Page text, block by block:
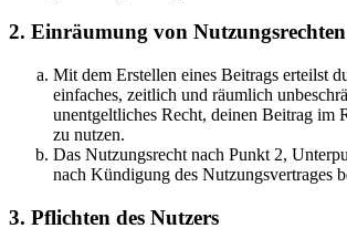
2. Einräumung von Nutzungsrechten
Mit dem Erstellen eines Beitrags erteilst
einfaches, zeitlich und räumlich
unentgeltliches Recht, deinen Beitrag im
zu nutzen.
Das Nutzungsrecht nach Punkt 2,
nach Kündigung des Nutzungsvertrages
3. Pflichten des Nutzers